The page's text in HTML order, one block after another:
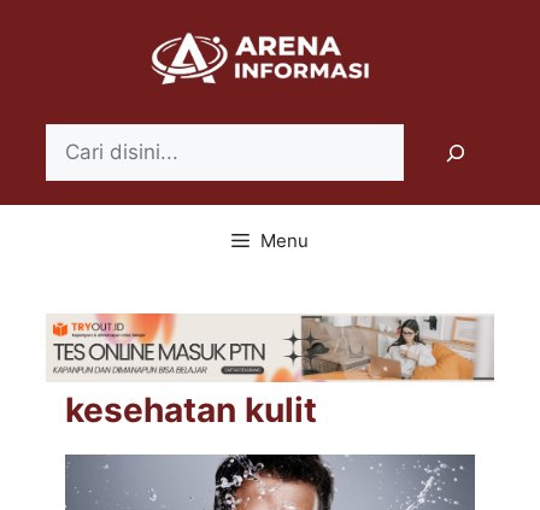
Menu
kesehatan kulit